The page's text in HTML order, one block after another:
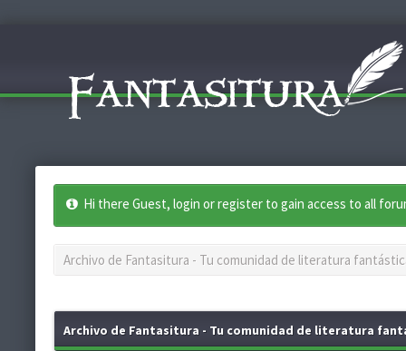
Hi there Guest, login or register to gain access to all
Archivo de Fantasitura - Tu comunidad de literatura
Archivo de Fantasitura - Tu comunidad de literatura